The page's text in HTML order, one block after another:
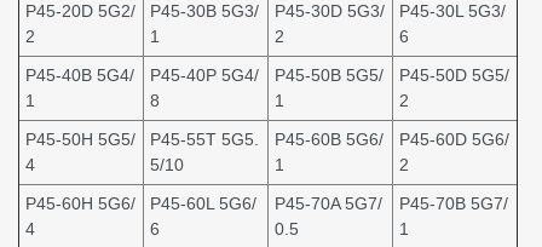
P45-20D 5G2/
2
P45-30B 5G3/
1
P45-30D 5G3/
2
P45-30L 5G3/
6
P45-40B 5G4/
1
P45-40P 5G4/
8
P45-50B 5G5/
1
P45-50D 5G5/
2
P45-50H 5G5/
4
P45-55T 5G5.
5/10
P45-60B 5G6/
1
P45-60D 5G6/
2
P45-60H 5G6/
4
P45-60L 5G6/
6
P45-70A 5G7/
0.5
P45-70B 5G7/
1